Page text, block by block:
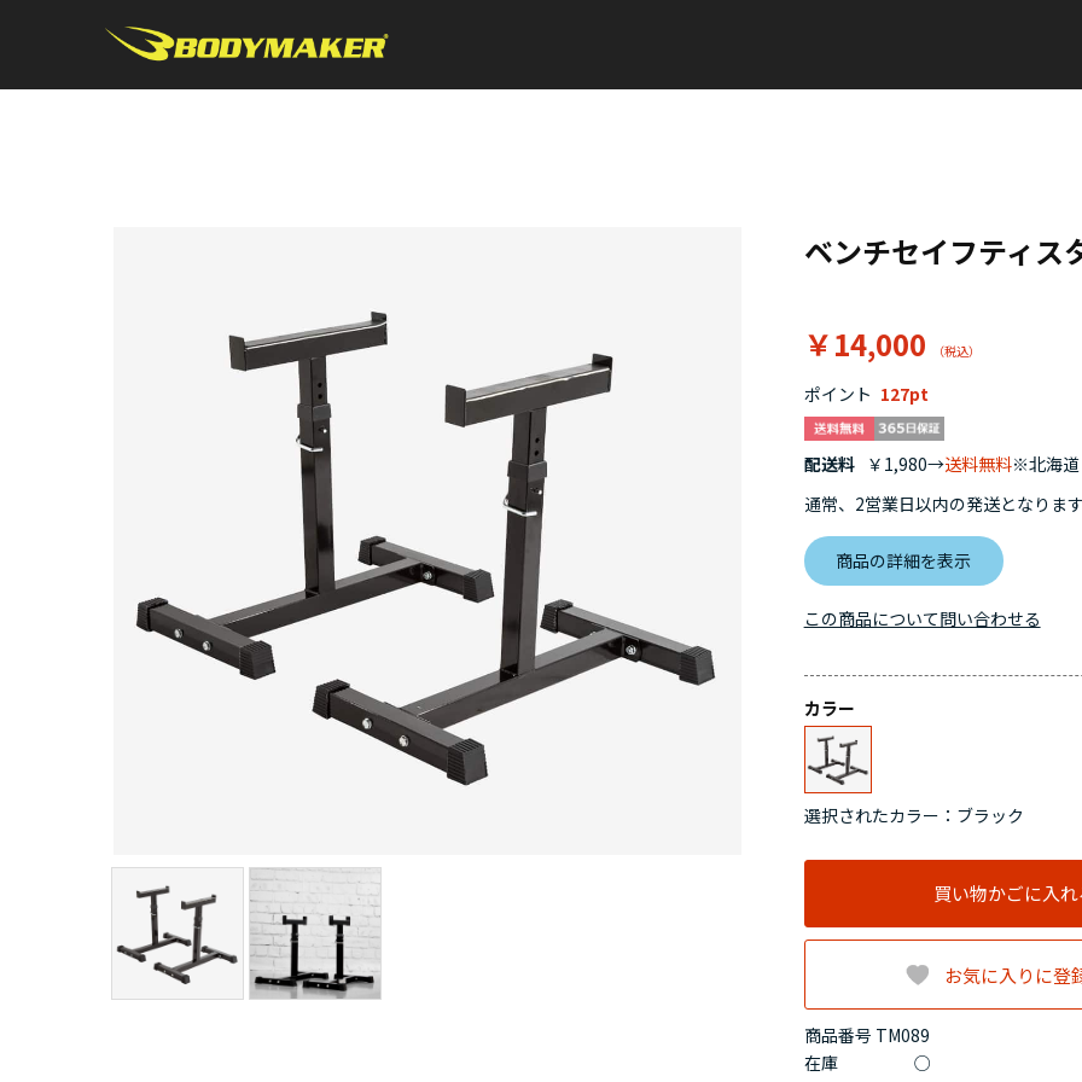
ベンチセイフティス
￥14,000
商品番号 TM089
ポイント 127
在庫 ○
配送料 ￥1,980→送料無料※北海道
通常、2営業日以内の発送となります
商品の詳細を表示
カラー
選択されたカラー：ブラック
買い物かごに入れ
お気に入りに登
この商品について問い合わせる